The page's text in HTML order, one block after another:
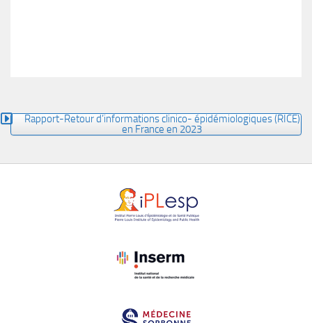
Rapport-Retour d’informations clinico- épidémiologiques (RICE)
en France en 2023